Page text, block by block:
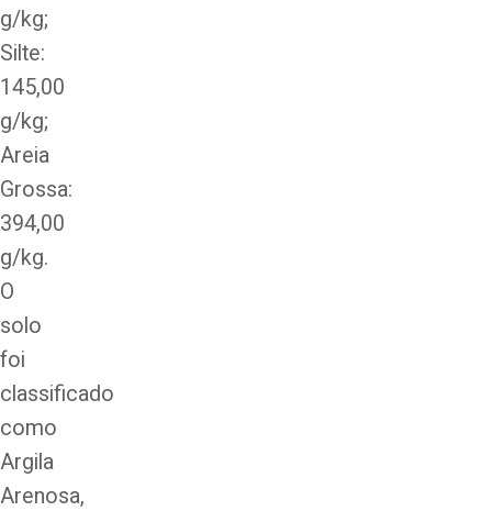
g/kg;
Silte:
145,00
g/kg;
Areia
Grossa:
394,00
g/kg.
O
solo
foi
classificado
como
Argila
Arenosa,